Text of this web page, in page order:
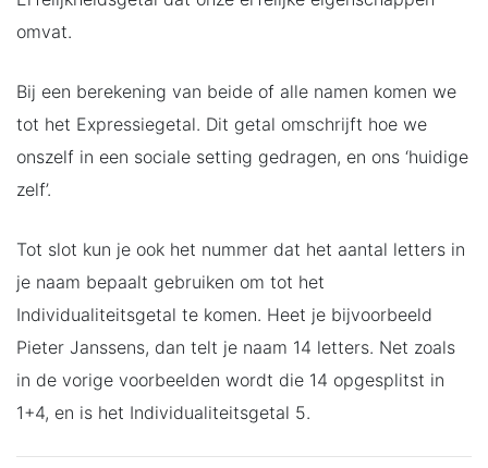
omvat.
Bij een berekening van beide of alle namen komen we
tot het Expressiegetal. Dit getal omschrijft hoe we
onszelf in een sociale setting gedragen, en ons ‘huidige
zelf’.
Tot slot kun je ook het nummer dat het aantal letters in
je naam bepaalt gebruiken om tot het
Individualiteitsgetal te komen. Heet je bijvoorbeeld
Pieter Janssens, dan telt je naam 14 letters. Net zoals
in de vorige voorbeelden wordt die 14 opgesplitst in
1+4, en is het Individualiteitsgetal 5.